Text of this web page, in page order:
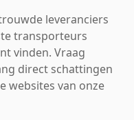
leveranciers
transporteurs
vinden. Vraag
direct schattingen
websites van onze